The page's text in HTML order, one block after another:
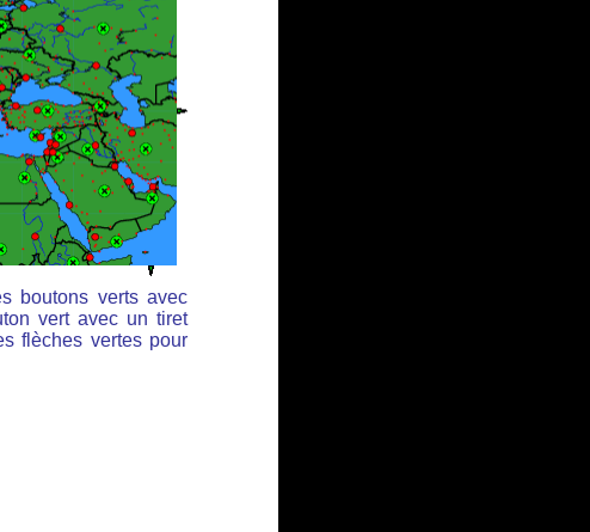
boutons verts avec
vert avec un tiret
flèches vertes pour